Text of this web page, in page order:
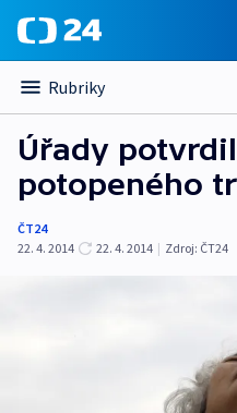
Rubriky
Úřady
potopeného
ČT24
22. 4. 2014
22. 4. 2014 | Zdroj: ČT24